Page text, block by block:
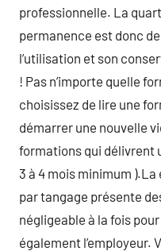
professionnelle. La
permanence est donc
l’utilisation et son
! Pas n’importe quelle
choisissez de lire une
démarrer une nouvelle
formations qui délivrent
3 à 4 mois minimum
par tangage présente
négligeable à la fois
également l’employeur.